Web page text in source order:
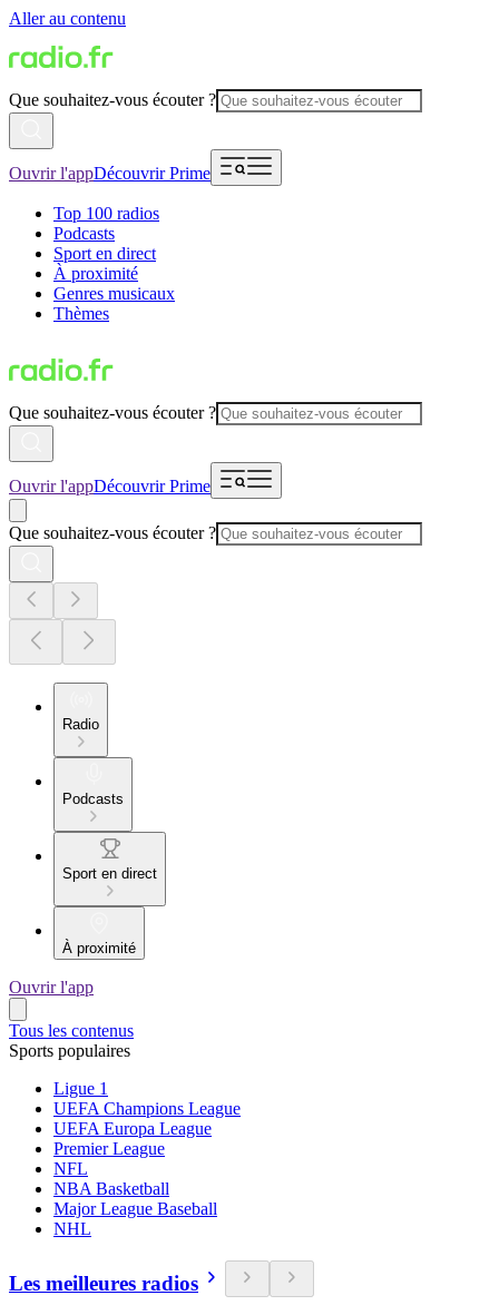
Aller au contenu
Que souhaitez-vous écouter ?
Ouvrir l'appDécouvrir Prime
Top 100 radios
Podcasts
Sport en direct
À proximité
Genres musicaux
Thèmes
Que souhaitez-vous écouter ?
Ouvrir l'appDécouvrir Prime
Que souhaitez-vous écouter ?
Radio
Podcasts
Sport en direct
À proximité
Ouvrir l'app
Tous les contenus
Sports populaires
Ligue 1
UEFA Champions League
UEFA Europa League
Premier League
NFL
NBA Basketball
Major League Baseball
NHL
Les meilleures radios